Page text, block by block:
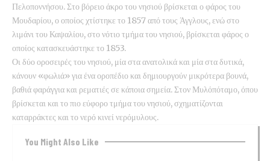
Πελοποννήσου. Στο βόρειο άκρο του νησιού βρίσκεται ο φάρος του
Μουδαρίου, ο οποίος χτίστηκε το 1857 από τους Άγγλους, ενώ στο
λιμάνι του Καψαλίου, στο νότιο τμήμα του νησιού, βρίσκεται φάρος ο
οποίος κατασκευάστηκε το 1853.
Οι δύο οροσειρές του νησιού, μία στα ανατολικά και μία στα δυτικά,
κάνουν «φωλιά» για ένα οροπέδιο και δημιουργούν μικρότερα βουνά,
βαθιά φαράγγια και ρεματιές σε κάποια σημεία. Στον Μυλόπόταμο, όπου
βρίσκεται και το πιο εύφορο τμήμα του νησιού, σχηματίζονται
καταρράκτες και το νερό κινεί νερόμυλους.
You Might Also Like